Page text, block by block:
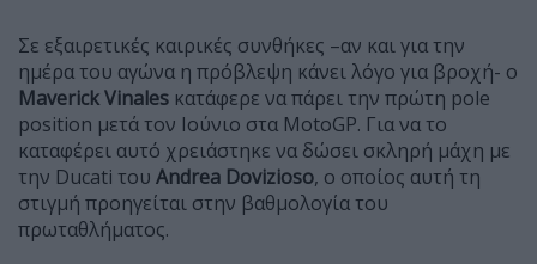
Σε εξαιρετικές καιρικές συνθήκες –αν και για την
ημέρα του αγώνα η πρόβλεψη κάνει λόγο για βροχή- ο
MaverickVinales κατάφερε να πάρει την πρώτη pole
position μετά τον Ιούνιο στα MotoGP. Για να το
καταφέρει αυτό χρειάστηκε να δώσει σκληρή μάχη με
την Ducati του Andrea Dovizioso, ο οποίος αυτή τη
στιγμή προηγείται στην βαθμολογία του
πρωταθλήματος.